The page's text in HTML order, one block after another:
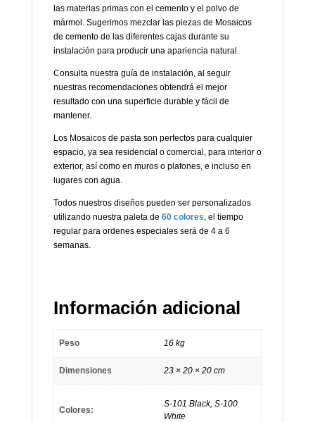
las materias primas con el cemento y el polvo de
mármol. Sugerimos mezclar las piezas de Mosaicos
de cemento de las diferentes cajas durante su
instalación para producir una apariencia natural.
Consulta nuestra guía de instalación, al seguir
nuestras recomendaciones obtendrá el mejor
resultado con una superficie durable y fácil de
mantener.
Los Mosaicos de pasta son perfectos para cualquier
espacio, ya sea residencial o comercial, para interior o
exterior, así como en muros o plafones, e incluso en
lugares con agua.
Todos nuestros diseños pueden ser personalizados
utilizando nuestra paleta de 60 colores , el tiempo
regular para ordenes especiales será de 4 a 6
semanas.
Información adicional
Peso 16 kg
Dimensiones 23 × 20 × 20 cm
Colores:
S-101 Black, S-100
White